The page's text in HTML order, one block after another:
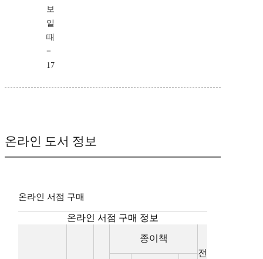
보
일
때
=
17
온라인 도서 정보
온라인 서점 구매
온라인 서점 구매 정보
종이책
전